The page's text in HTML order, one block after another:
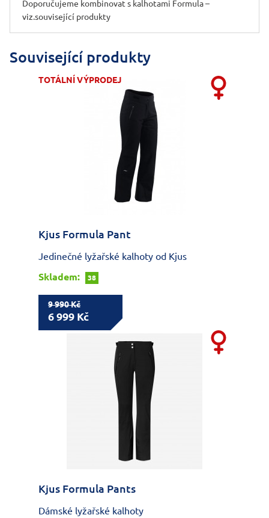
Doporučujeme kombinovat s kalhotami Formula –
viz.související produkty
Související produkty
TOTÁLNÍ VÝPRODEJ
Kjus Formula Pant
Jedinečné lyžařské kalhoty od Kjus
Skladem:
38
9 990 Kč
6 999 Kč
Kjus Formula Pants
Dámské lyžařské kalhoty